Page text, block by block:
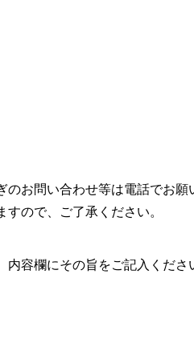
お問い合わせ等は電話でお願
ので、ご了承ください。
容欄にその旨をご記入くださ